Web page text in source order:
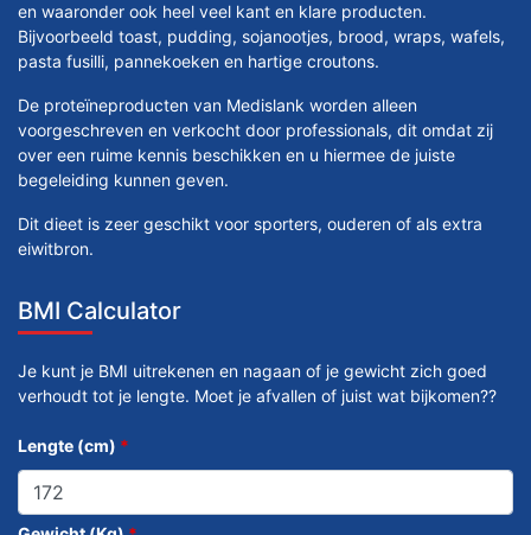
en waaronder ook heel veel kant en klare producten.
Bijvoorbeeld toast, pudding, sojanootjes, brood, wraps, wafels,
pasta fusilli, pannekoeken en hartige croutons.
De proteïneproducten van Medislank worden alleen
voorgeschreven en verkocht door professionals, dit omdat zij
over een ruime kennis beschikken en u hiermee de juiste
begeleiding kunnen geven.
Dit dieet is zeer geschikt voor sporters, ouderen of als extra
eiwitbron.
BMI Calculator
Je kunt je BMI uitrekenen en nagaan of je gewicht zich goed
verhoudt tot je lengte. Moet je afvallen of juist wat bijkomen??
Lengte (cm) *